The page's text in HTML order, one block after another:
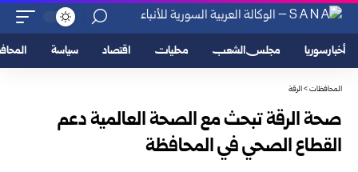
أخبار سوريا مجلس الشعب محليات اقتصاد سياسة
المحافظات>الرقة
صحة الرقة تبحث مع الصحة العالمية دعم
القطاع ‏الصحي في المحافظة